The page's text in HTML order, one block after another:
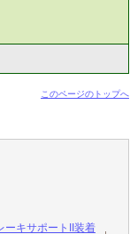
このページのトップへ
キサポートII装着